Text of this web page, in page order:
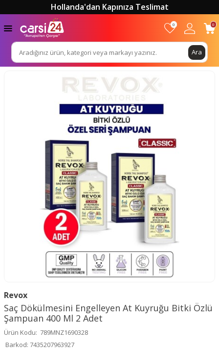
Hollanda'dan Kapınıza Teslimat
Ara
0 0
Revox
Saç Dökülmesini Engelleyen At Kuyruğu Bitki Özlü
Şampuan 400 Ml 2 Adet
Ürün Kodu: 789MNZ1690328
Barkod: 7435207963927